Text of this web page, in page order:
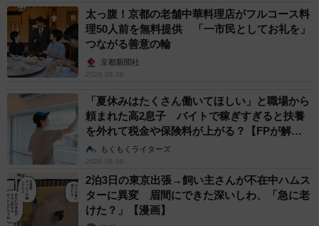
太っ腹！京都の老舗中華料理店がフルコース料
理50人前を無料提供 「一市民としてお礼を」
つながる善意の輪
京都新聞社
2026.08.08
「夏休みはたくさん働いてほしい」と職場から
頼まれた高2息子 バイトで稼ぎすぎると扶養
を外れて税金や保険料が上がる？【FPが解
説】もくもくライターズ
2026.08.08
2泊3日の東京出張→飼い主さんが不在中ハムス
ターに異変 眉間にできた深いしわ、「急に老
けた？」【漫画】